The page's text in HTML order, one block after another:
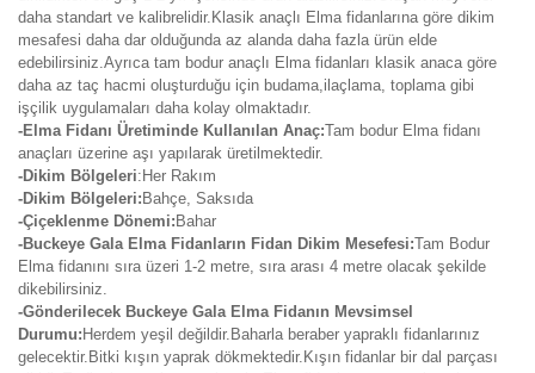
daha standart ve kalibrelidir.Klasik anaçlı Elma fidanlarına göre dikim
mesafesi daha dar olduğunda az alanda daha fazla ürün elde
edebilirsiniz.Ayrıca tam bodur anaçlı Elma fidanları klasik anaca göre
daha az taç hacmi oluşturduğu için budama,ilaçlama, toplama gibi
işçilik uygulamaları daha kolay olmaktadır.
-Elma Fidanı Üretiminde Kullanılan Anaç:Tam bodur Elma fidanı
anaçları üzerine aşı yapılarak üretilmektedir.
-Dikim Bölgeleri:Her Rakım
-Dikim Bölgeleri: Bahçe, Saksıda
-Çiçeklenme Dönemi: Bahar
-Buckeye Gala Elma Fidanların Fidan Dikim Mesefesi:Tam Bodur
Elma fidanını sıra üzeri 1-2 metre, sıra arası 4 metre olacak şekilde
dikebilirsiniz.
-Gönderilecek Buckeye Gala Elma Fidanın Mevsimsel
Durumu: Herdem yeşil değildir.Baharla beraber yapraklı fidanlarınız
gelecektir.Bitki kışın yaprak dökmektedir.Kışın fidanlar bir dal parçası